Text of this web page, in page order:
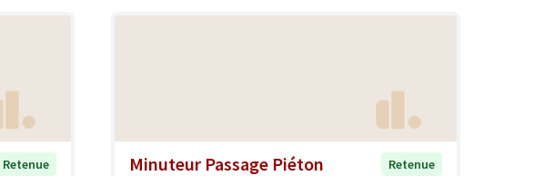
Retenue Minuteur Passage Piéton Retenue